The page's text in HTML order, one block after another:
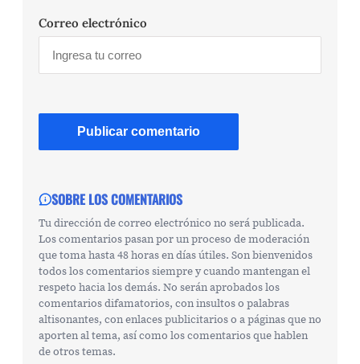
Correo electrónico
SOBRE LOS COMENTARIOS
Tu dirección de correo electrónico no será publicada.
Los comentarios pasan por un proceso de moderación
que toma hasta 48 horas en días útiles. Son bienvenidos
todos los comentarios siempre y cuando mantengan el
respeto hacia los demás. No serán aprobados los
comentarios difamatorios, con insultos o palabras
altisonantes, con enlaces publicitarios o a páginas que no
aporten al tema, así como los comentarios que hablen
de otros temas.